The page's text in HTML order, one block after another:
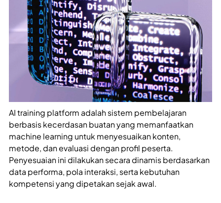
AI training platform adalah sistem pembelajaran
berbasis kecerdasan buatan yang memanfaatkan
machine learning untuk menyesuaikan konten,
metode, dan evaluasi dengan profil peserta.
Penyesuaian ini dilakukan secara dinamis berdasarkan
data performa, pola interaksi, serta kebutuhan
kompetensi yang dipetakan sejak awal.